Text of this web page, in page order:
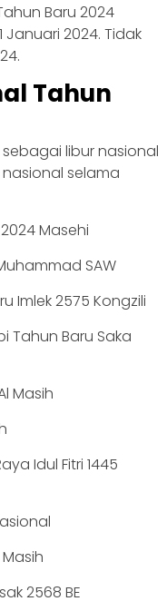
Baru 2024
2024. Tidak
Tahun
sebagai libur nasional
selama
Masehi
SAW
Imlek 2575 Kongzili
Tahun Baru Saka
Masih
Idul Fitri 1445
2568 BE